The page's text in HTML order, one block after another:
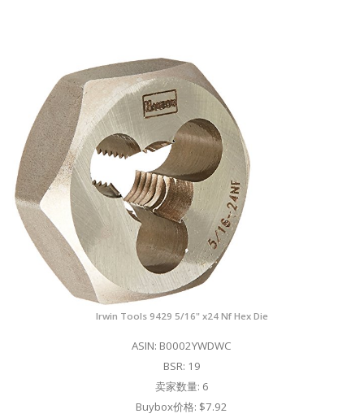
Irwin Tools 9429 5/16" x24 Nf Hex Die
ASIN: B0002YWDWC
BSR: 19
卖家数量: 6
Buybox价格: $7.92